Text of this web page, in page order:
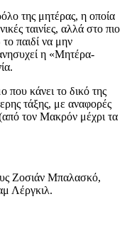
της μητέρας, η οποία
ταινίες, αλλά στο πιο
παιδί να μην
η «Mητέρα-
κάνει το δικό της
τάξης, με αναφορές
τον Μακρόν μέχρι τα
Ζοσιάν Μπαλασκό,
Λέργκιλ.